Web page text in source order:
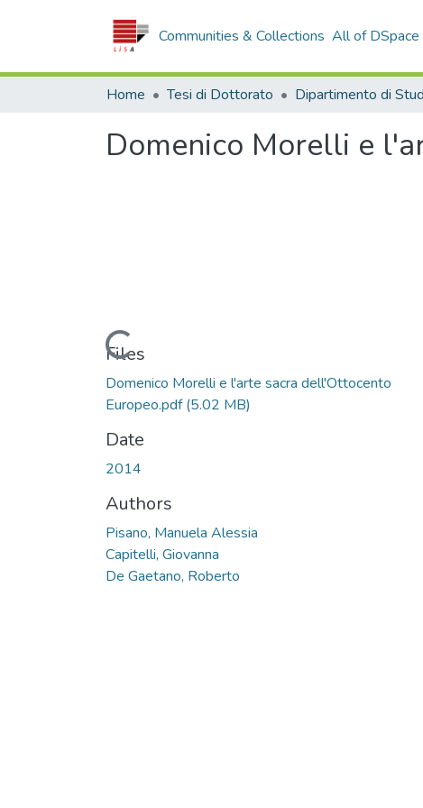
Communities & Collections All of DSpace
Home Tesi di Dottorato
Domenico Morelli e
Loading...
Files
Domenico Morelli e l'arte sacra dell'Ottocento
Europeo.pdf(5.02 MB)
Date
2014
Authors
Pisano, Manuela Alessia
Capitelli, Giovanna
De Gaetano, Roberto